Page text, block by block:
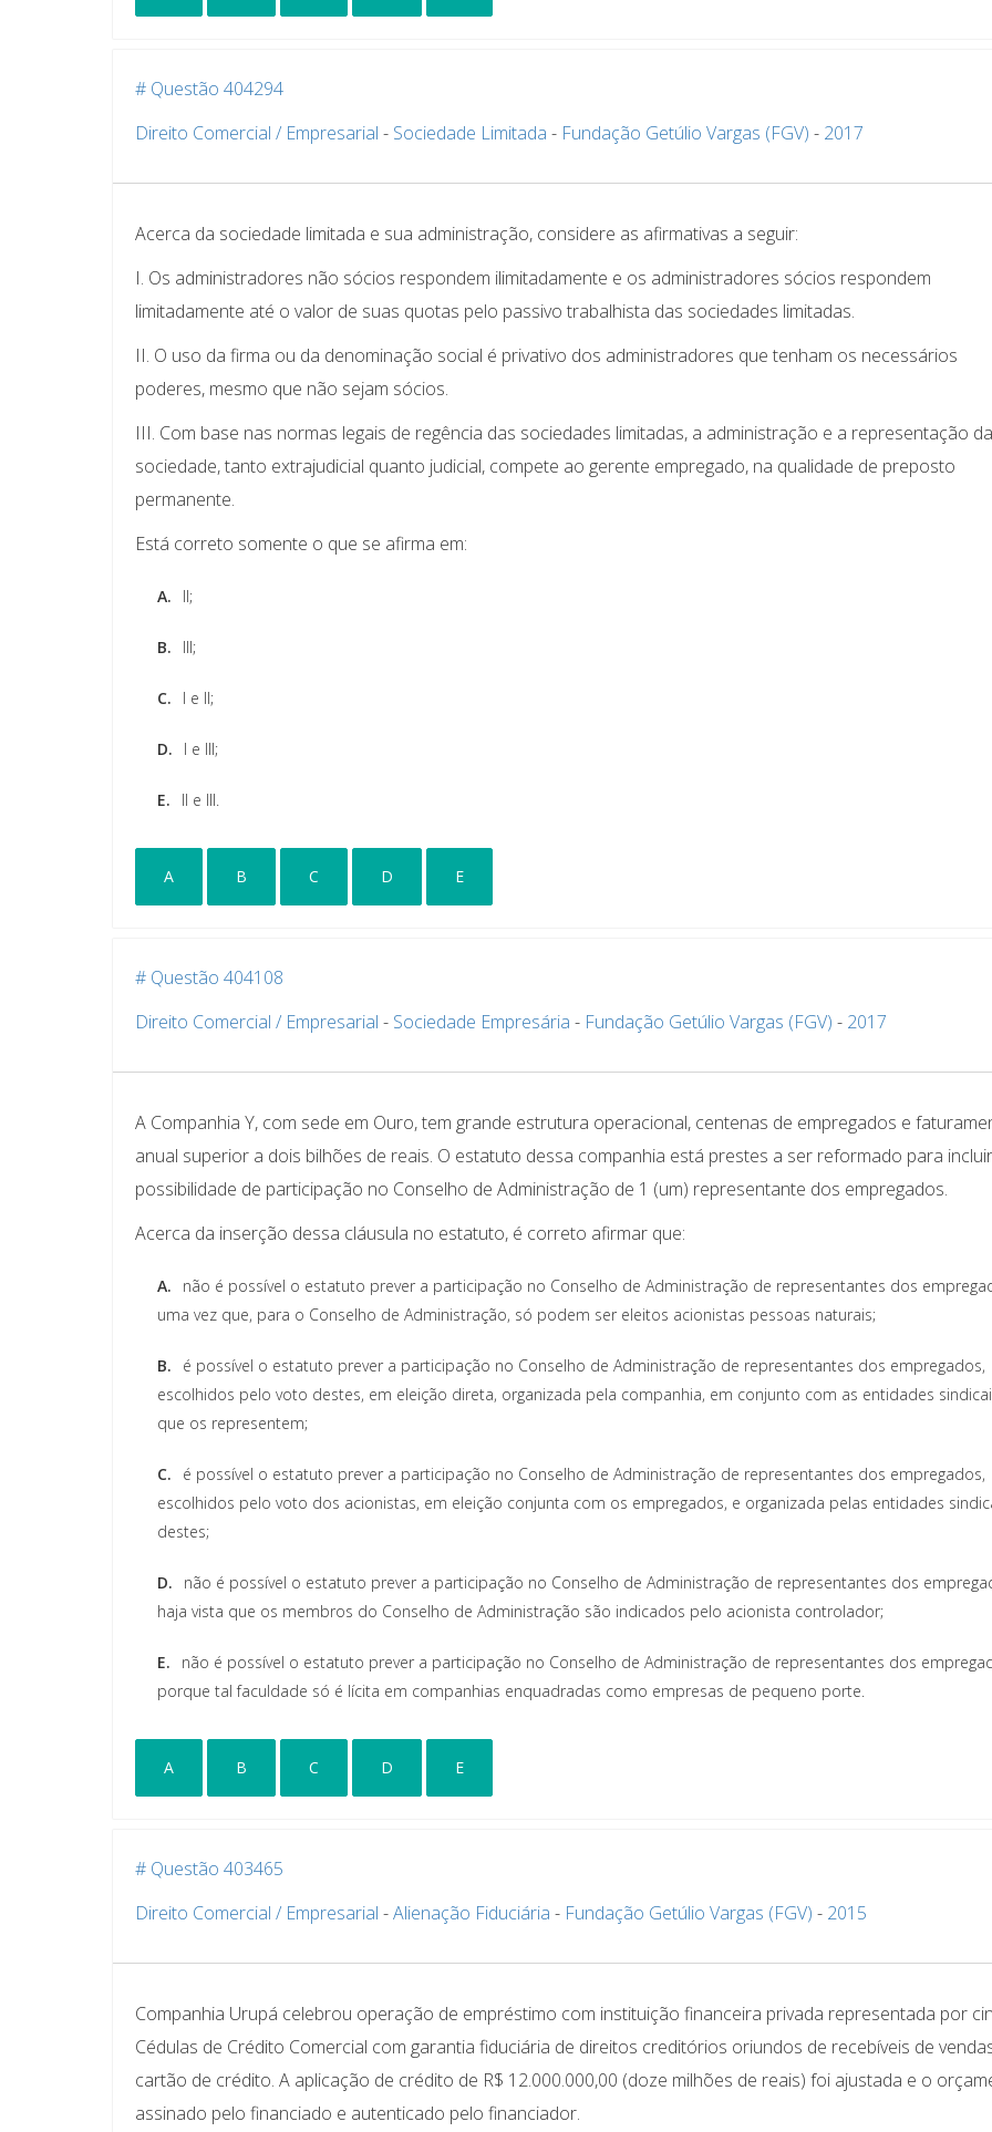
# Questão 404294
Direito Comercial / Empresarial - Sociedade Limitada - Fundação Getúlio Vargas (FGV) - 2017
Acerca da sociedade limitada e sua administração, considere as afirmativas a seguir:
I. Os administradores não sócios respondem ilimitadamente e os administradores sócios respondem
limitadamente até o valor de suas quotas pelo passivo trabalhista das sociedades limitadas.
II. O uso da firma ou da denominação social é privativo dos administradores que tenham os necessários
poderes, mesmo que não sejam sócios.
III. Com base nas normas legais de regência das sociedades limitadas, a administração e a representação da
sociedade, tanto extrajudicial quanto judicial, compete ao gerente empregado, na qualidade de preposto
permanente.
Está correto somente o que se afirma em:
A. II;
B. III;
C. I e II;
D. I e III;
E. II e III.
A B C D E
# Questão 404108
Direito Comercial / Empresarial - Sociedade Empresária - Fundação Getúlio Vargas (FGV) - 2017
A Companhia Y, com sede em Ouro, tem grande estrutura operacional, centenas de empregados e
anual superior a dois bilhões de reais. O estatuto dessa companhia está prestes a ser reformado para
possibilidade de participação no Conselho de Administração de 1 (um) representante dos empregados.
Acerca da inserção dessa cláusula no estatuto, é correto afirmar que:
A.
não é possível o estatuto prever a participação no Conselho de Administração de representantes dos
uma vez que, para o Conselho de Administração, só podem ser eleitos acionistas pessoas naturais;
B.
é possível o estatuto prever a participação no Conselho de Administração de representantes dos empregados,
escolhidos pelo voto destes, em eleição direta, organizada pela companhia, em conjunto com as entidades
que os representem;
C.
é possível o estatuto prever a participação no Conselho de Administração de representantes dos empregados,
escolhidos pelo voto dos acionistas, em eleição conjunta com os empregados, e organizada pelas entidades
destes;
D.
não é possível o estatuto prever a participação no Conselho de Administração de representantes dos
haja vista que os membros do Conselho de Administração são indicados pelo acionista controlador;
E.
não é possível o estatuto prever a participação no Conselho de Administração de representantes dos
porque tal faculdade só é lícita em companhias enquadradas como empresas de pequeno porte.
A B C D E
# Questão 403465
Direito Comercial / Empresarial -Alienação Fiduciária - Fundação Getúlio Vargas (FGV) - 2015
Companhia Urupá celebrou operação de empréstimo com instituição financeira privada representada por
Cédulas de Crédito Comercial com garantia fiduciária de direitos creditórios oriundos de recebíveis de
cartão de crédito. A aplicação de crédito de R$ 12.000.000,00 (doze milhões de reais) foi ajustada e o
assinado pelo financiado e autenticado pelo financiador.